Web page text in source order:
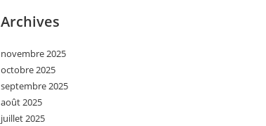
Archives
novembre 2025
octobre 2025
septembre 2025
août 2025
juillet 2025